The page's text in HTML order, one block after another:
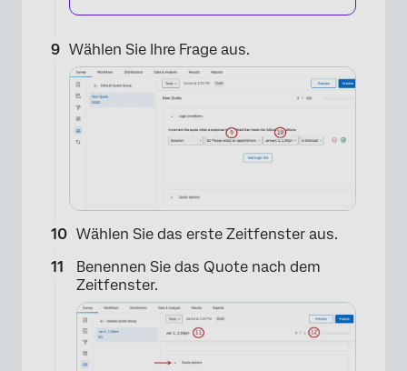
Wählen Sie Ihre Frage aus.
Wählen Sie das erste Zeitfenster aus.
Benennen Sie das Quote nach dem
Zeitfenster.